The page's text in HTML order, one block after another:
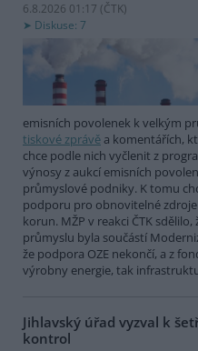
6.8.2026 01:17 (ČTK)
Diskuse: 7
emisních povolenek k velkým
tiskové zprávě a komentářích,
chce podle nich vyčlenit z
výnosy z aukcí emisních
průmyslové podniky. K tomu
podporu pro obnovitelné zdroje
korun. MŽP v reakci ČTK
průmyslu byla součástí
že podpora OZE nekončí, a z
výrobny energie, tak
Jihlavský úřad vyzval k
kontrol